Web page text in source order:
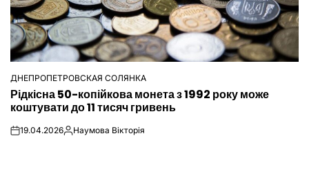
ОПУБЛІКУВАТИ
У
ДНЕПРОПЕТРОВСКАЯ СОЛЯНКА
Рідкісна 50-копійкова монета з 1992 року може
коштувати до 11 тисяч гривень
on19.04.2026Опубліковано
Наумова Вікторія